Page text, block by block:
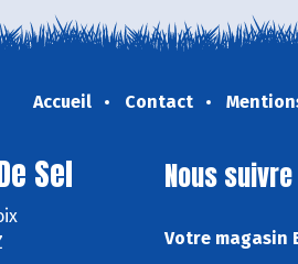
Accueil Contact
Sel Nous
Votre magasin